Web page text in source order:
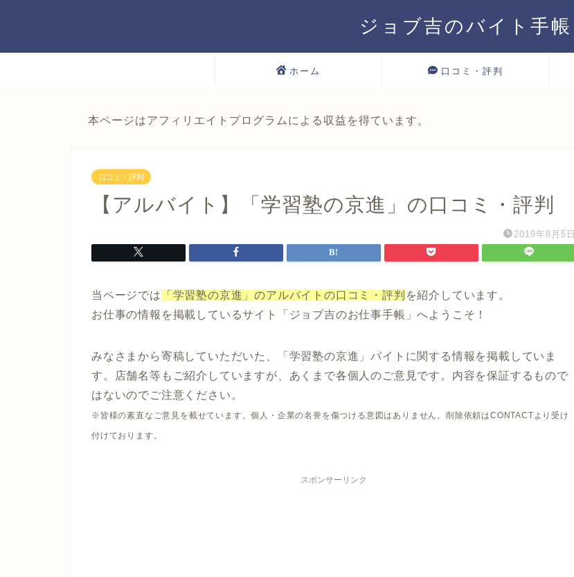
ジョブ吉のバイト手帳
ホーム 口コミ・評判
本ページはアフィリエイトプログラムによる収益を得ています。
口コミ・評判
【アルバイト】「学習塾の京進」の口コミ・評判
2019年8月5日
当ページでは 「学習塾の京進」のアルバイトの口コミ・評判 を紹介しています。
お仕事の情報を掲載しているサイト「ジョブ吉のお仕事手帳」へようこそ！
みなさまから寄稿していただいた、「学習塾の京進」バイトに関する情報を掲載していま
す。店舗名等もご紹介していますが、あくまで各個人のご意見です。内容を保証するもので
はないのでご注意ください。
※皆様の素直なご意見を載せています。個人・企業の名誉を傷つける意図はありません。削除依頼はCONTACTより受け
付けております。
スポンサーリンク